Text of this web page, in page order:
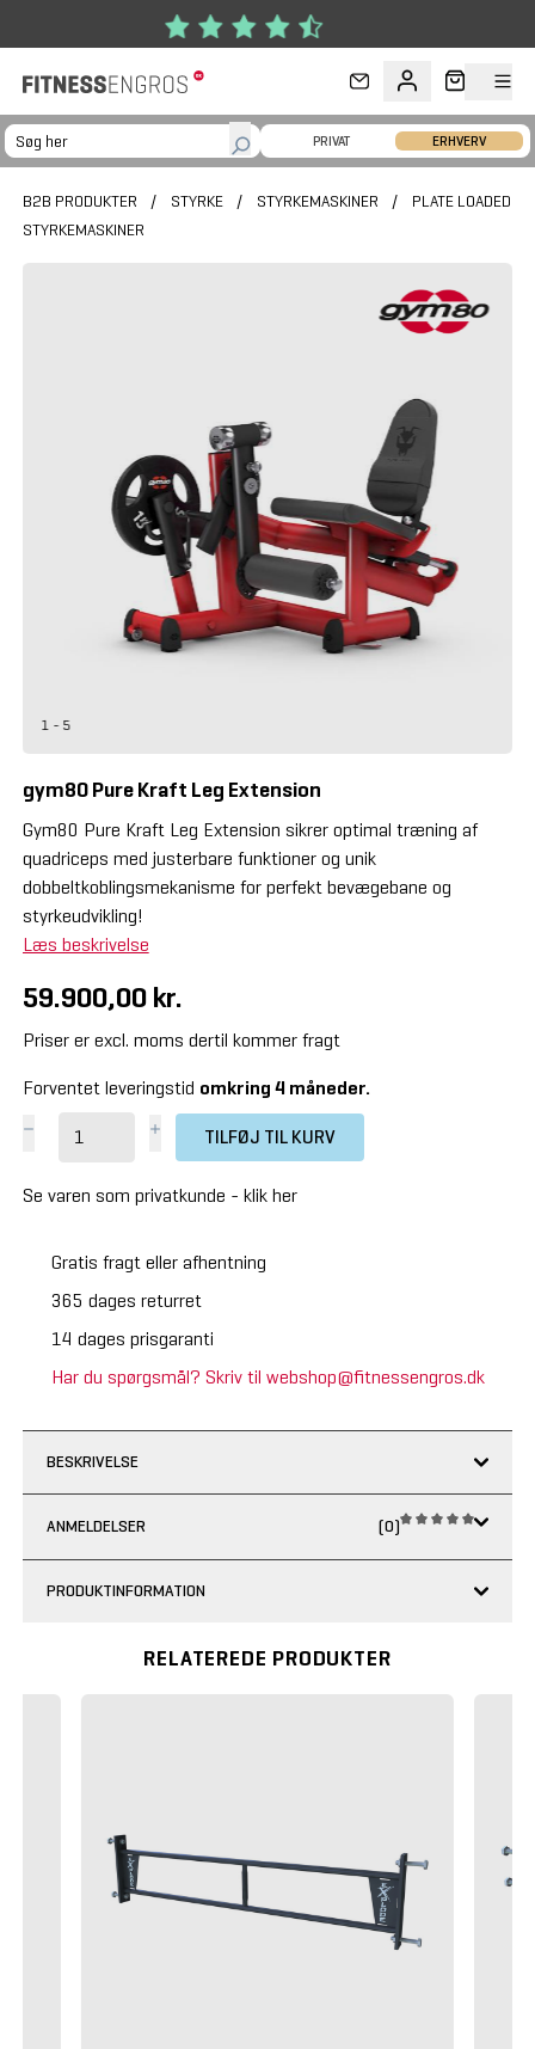
PRIVAT ERHVERV
B2B PRODUKTER / STYRKE / STYRKEMASKINER /
PLATE LOADED
STYRKEMASKINER
1 - 5
gym80 Pure Kraft Leg Extension
Gym80 Pure Kraft Leg Extension sikrer optimal træning af
quadriceps med justerbare funktioner og unik
dobbeltkoblingsmekanisme for perfekt bevægebane og
styrkeudvikling!
Læs beskrivelse
59.900,00 kr.
Priser er excl. moms dertil kommer fragt
Forventet leveringstid omkring 4 måneder.
TILFØJ TIL KURV
Se varen som privatkunde - klik her
Gratis fragt eller afhentning
365 dages returret
14 dages prisgaranti
Har du spørgsmål? Skriv til webshop@fitnessengros.dk
BESKRIVELSE
ANMELDELSER (0)
PRODUKTINFORMATION
RELATEREDE PRODUKTER